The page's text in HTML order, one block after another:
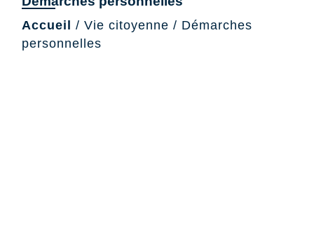
Accueil / Vie citoyenne / Démarches
personnelles